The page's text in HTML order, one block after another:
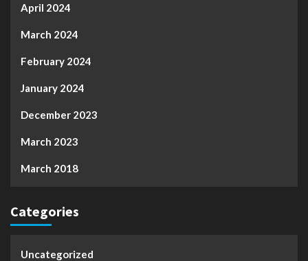
April 2024
March 2024
February 2024
January 2024
December 2023
March 2023
March 2018
Categories
Uncategorized